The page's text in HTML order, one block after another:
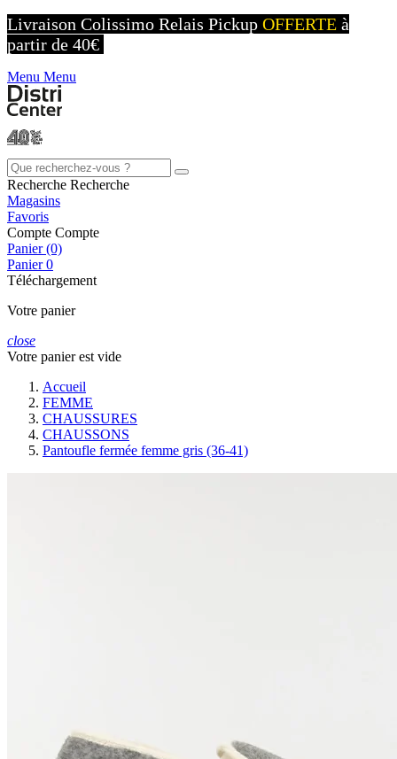
Livraison Colissimo Relais Pickup OFFERTE à
partir de 40€
Menu Menu
Recherche Recherche
Magasins
Favoris
Compte Compte
Panier (0)
Panier0
Téléchargement
Votre panier
close
Votre panier est vide
Accueil
FEMME
CHAUSSURES
CHAUSSONS
Pantoufle fermée femme gris (36-41)